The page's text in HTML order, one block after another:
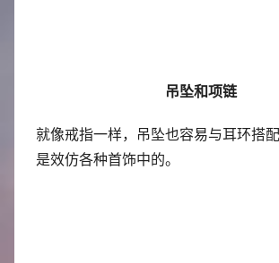
吊坠和项链
就像戒指一样，吊坠也容易与耳环搭
是效仿各种首饰中的。